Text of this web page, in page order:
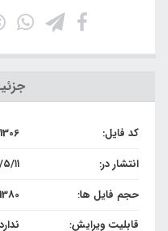
کد فایل:
انتشار در:
حجم فایل ها:
1380 + 2.4 مگابایت
قابلیت ویرایش:
ندارد